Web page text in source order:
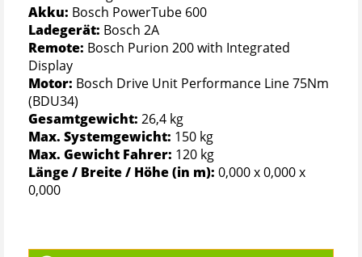
Akku: Bosch PowerTube 600
Ladegerät: Bosch 2A
Remote: Bosch Purion 200 with Integrated
Display
Motor: Bosch Drive Unit Performance Line 75Nm
(BDU34)
Gesamtgewicht: 26,4 kg
Max. Systemgewicht: 150 kg
Max. Gewicht Fahrer: 120 kg
Länge / Breite / Höhe (in m): 0,000 x 0,000 x
0,000